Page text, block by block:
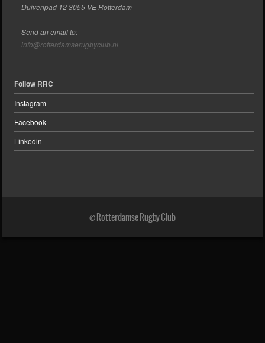
Duivenpad 12 3055 VE Rotterdam
Send an email to:
info@rotterdamserugbyclub.nl
Follow RRC
Instagram
Facebook
Linkedin
© Rotterdamse Rugby Club